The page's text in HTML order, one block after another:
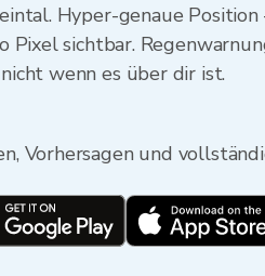
Hyper-genaue Position
sichtbar.
wenn es über dir ist.
Vorhersagen und